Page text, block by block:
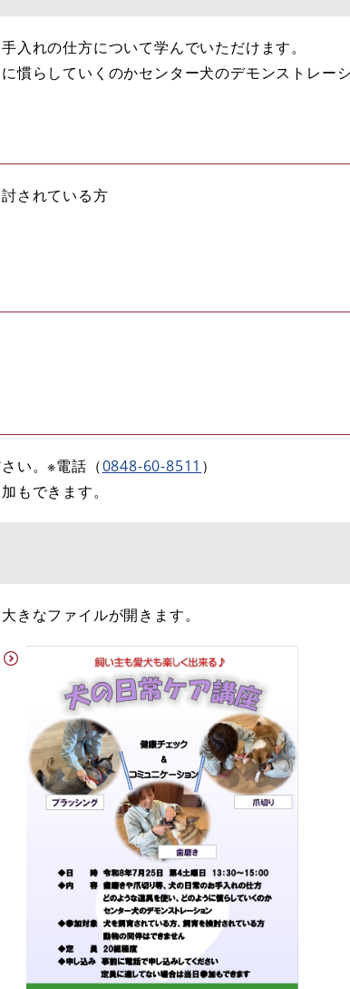
入れの仕方について学んでいただけます。
慣らしていくのかセンター犬のデモンストレー
されている方
い。※電話（0848-60-8511 ）
もできます。
きなファイルが開きます。